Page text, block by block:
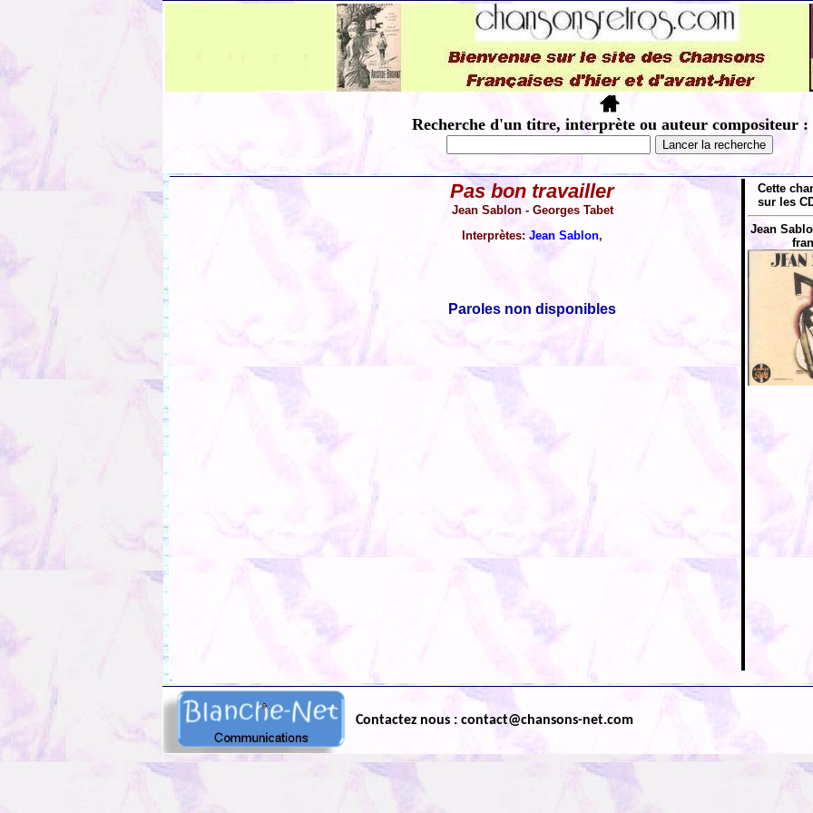
Recherche d'un titre, interprète ou auteur compositeur :
Pas bon travailler
Jean Sablon - Georges Tabet
Interprètes: Jean Sablon,
Paroles non disponibles
Cette
sur les
Jean
Contactez nous : contact@chansons-net.com